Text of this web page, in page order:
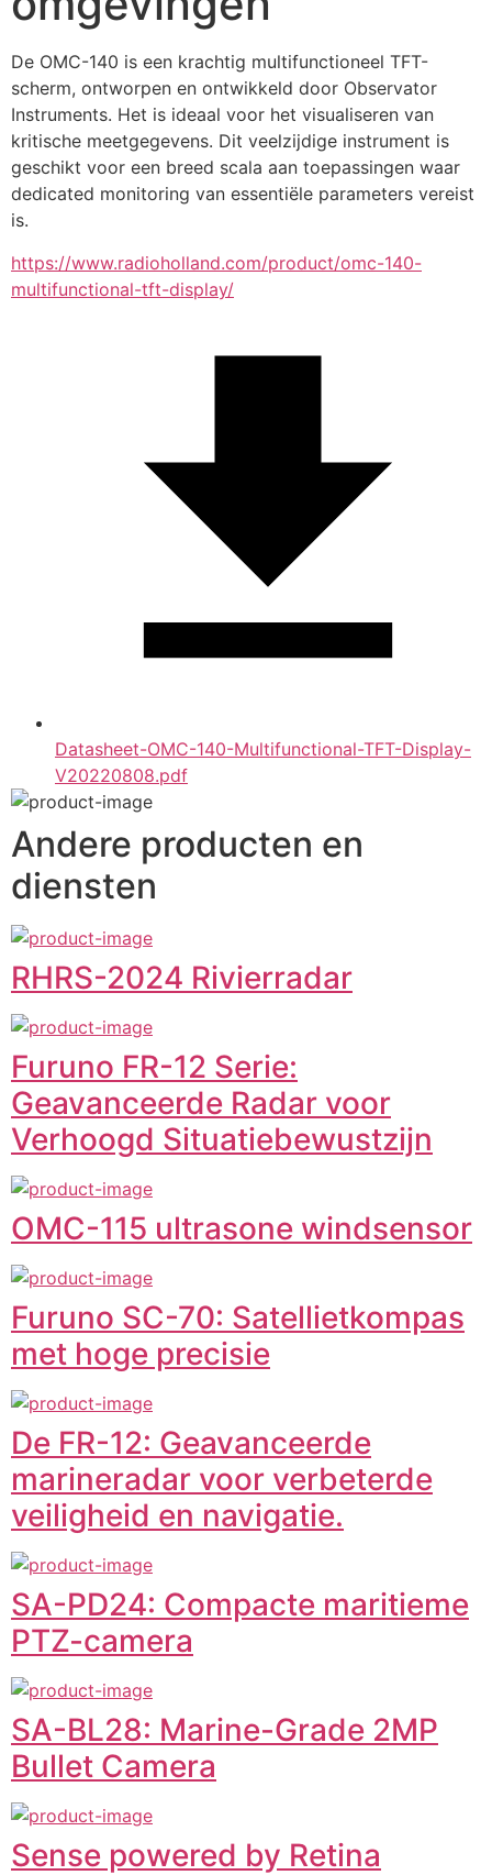
De OMC-140 is een krachtig multifunctioneel TFT-
scherm, ontworpen en ontwikkeld door Observator
Instruments. Het is ideaal voor het visualiseren van
kritische meetgegevens. Dit veelzijdige instrument is
geschikt voor een breed scala aan toepassingen waar
dedicated monitoring van essentiële parameters vereist
is.
https://www.radioholland.com/product/omc-140-
multifunctional-tft-display/
Datasheet-OMC-140-Multifunctional-TFT-Display-
V20220808.pdf
Andere producten en
diensten
RHRS-2024 Rivierradar
Furuno FR-12 Serie:
Geavanceerde Radar voor
Verhoogd Situatiebewustzijn
OMC-115 ultrasone windsensor
Furuno SC-70: Satellietkompas
met hoge precisie
De FR-12: Geavanceerde
marineradar voor verbeterde
veiligheid en navigatie.
SA-PD24: Compacte maritieme
PTZ-camera
SA-BL28: Marine-Grade 2MP
Bullet Camera
Sense powered by Retina